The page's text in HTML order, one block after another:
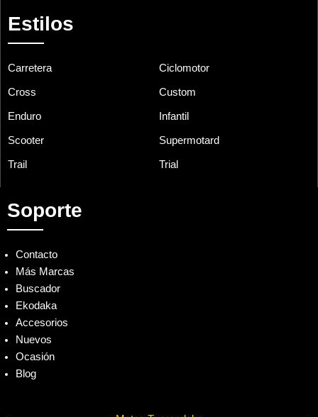
Estilos
Carretera Ciclomotor
Cross Custom
Enduro Infantil
Scooter Supermotard
Trail Trial
Soporte
Contacto
Más Marcas
Buscador
Ekodaka
Accesorios
Nuevos
Ocasión
Blog